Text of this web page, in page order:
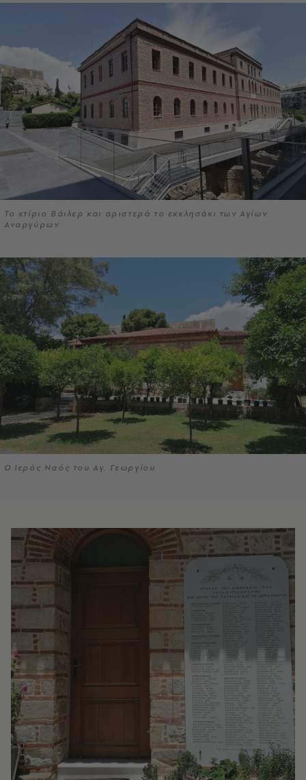
Το κτίριο Βάιλερ και αριστερά το εκκλησάκι των Αγίων
Αναργύρων
Ο Ιερός Ναός του Αγ. Γεωργίου